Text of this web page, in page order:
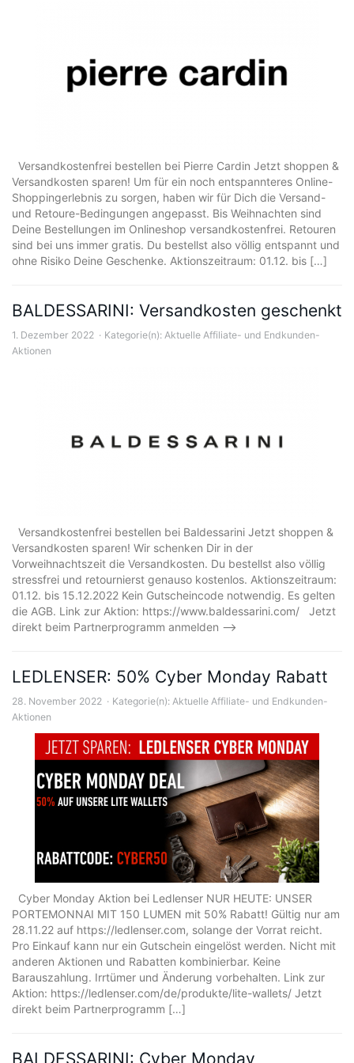
Versandkostenfrei bestellen bei Pierre Cardin Jetzt shoppen &
Versandkosten sparen! Um für ein noch entspannteres Online-
Shoppingerlebnis zu sorgen, haben wir für Dich die Versand-
und Retoure-Bedingungen angepasst. Bis Weihnachten sind
Deine Bestellungen im Onlineshop versandkostenfrei. Retouren
sind bei uns immer gratis. Du bestellst also völlig entspannt und
ohne Risiko Deine Geschenke. Aktionszeitraum: 01.12. bis […]
BALDESSARINI: Versandkosten geschenkt
1. Dezember 2022 Kategorie(n): Aktuelle Affiliate- und Endkunden-
Aktionen
Versandkostenfrei bestellen bei Baldessarini Jetzt shoppen &
Versandkosten sparen! Wir schenken Dir in der
Vorweihnachtszeit die Versandkosten. Du bestellst also völlig
stressfrei und retournierst genauso kostenlos. Aktionszeitraum:
01.12. bis 15.12.2022 Kein Gutscheincode notwendig. Es gelten
die AGB. Link zur Aktion: https://www.baldessarini.com/ Jetzt
direkt beim Partnerprogramm anmelden –>
LEDLENSER: 50% Cyber Monday Rabatt
28. November 2022 Kategorie(n): Aktuelle Affiliate- und Endkunden-
Aktionen
Cyber Monday Aktion bei Ledlenser NUR HEUTE: UNSER
PORTEMONNAI MIT 150 LUMEN mit 50% Rabatt! Gültig nur am
28.11.22 auf https://ledlenser.com, solange der Vorrat reicht.
Pro Einkauf kann nur ein Gutschein eingelöst werden. Nicht mit
anderen Aktionen und Rabatten kombinierbar. Keine
Barauszahlung. Irrtümer und Änderung vorbehalten. Link zur
Aktion: https://ledlenser.com/de/produkte/lite-wallets/ Jetzt
direkt beim Partnerprogramm […]
BALDESSARINI: Cyber Monday